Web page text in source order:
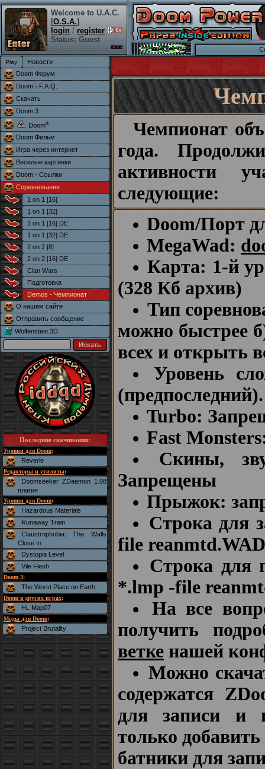
Welcome to U.A.C.
[O.S.A.]
login / register
Status: Guest
Новости
Doom Форум
Doom - F.A.Q.
Скачать
Doom 3
Doom®
Doom Фильм
Игра через интернет
Веселые картинки
Doom - Ссылки
Соревнования
1 on 1 [16]
1 on 1 [32]
1 on 1 [16] DE
1 on 1 [32] DE
2 on 2 [8]
2 on 2 [16] DE
Clan Wars
Подготовка
Demos - Чемпионат
О нашем сайте
Отправить сообщение
Wolfenstein 3D
Последние скачивания:
Уровни для Doom:
Reverie
Редакторы и утилиты:
Doomseeker ZDaemon 1.08
плагин
Уровни для Doom:
Hazardous Materials
Runaway Train
Claustrophobia: The Walls
Close In
Dystopia Level
Vile Flesh
Doom 3:
The Worst Place on Earth
Doom в других играх:
HL Map07
Моды для Doom:
Project Brutality
Чемпионат
года.
активности
следующие:
Doom/Порт
MegaWad:
Карта: 1-й
(328 Кб архив)
Тип
можно быстрее
всех и открыть
Уровень
(предпоследний).
Turbo:
Fast
Скины,
Запрещены
Прыжок:
Строка для
file
Строка для
*.lmp -file
На все
получить
ветке нашей
Можно
содержатся
для записи и
только
батники для